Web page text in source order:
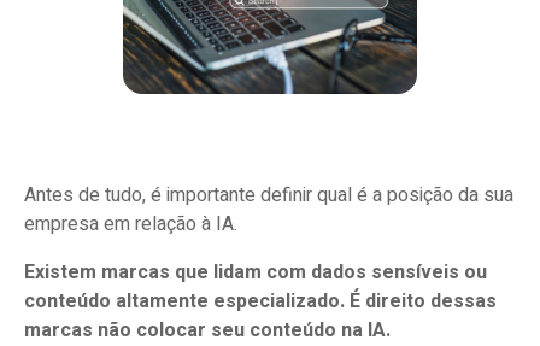
Antes de tudo, é importante definir qual é a posição da sua
empresa em relação à IA.
Existem marcas que lidam com dados sensíveis ou
conteúdo altamente especializado. É direito dessas
marcas não colocar seu conteúdo na IA.